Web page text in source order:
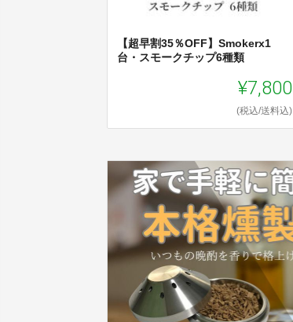
【超早割35％OFF】Smokerx1
台・スモークチップ6種類
¥7,800
(税込/送料込)